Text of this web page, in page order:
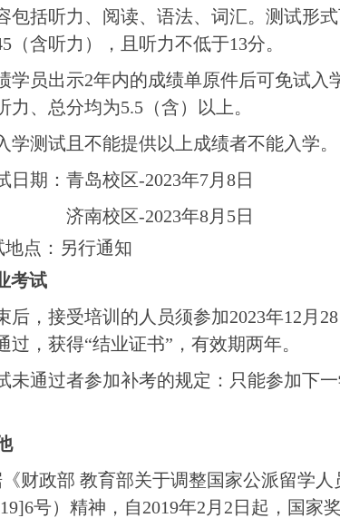
包括听力、阅读、语法、词汇。测试形
（含听力），且听力不低于13分。
学员出示2年内的成绩单原件后可免试入
力、总分均为5.5 （含）以上。
学测试且不能提供以上成绩者不能入学。
日期：青岛校区-2023年7月 8日
济南校区-2023年8月 5日
地点：另行通知
考试
后，接受培训的人员须参加2023年12 月 28
过，获得“结业证书”，有效期两年。
未通过者参加补考的规定：只能参加下
财政部 教育部关于调整国家公派留学人
号）精神，自2019年2 月 2 日起，国家